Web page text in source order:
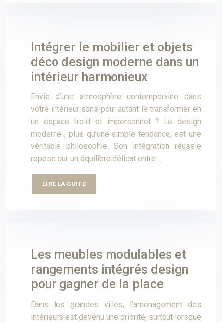
Intégrer le mobilier et objets
déco design moderne dans un
intérieur harmonieux
Envie d’une atmosphère contemporaine dans
votre intérieur sans pour autant le transformer en
un espace froid et impersonnel ? Le design
moderne , plus qu’une simple tendance, est une
véritable philosophie. Son intégration réussie
repose sur un équilibre délicat entre…
LIRE LA SUITE
Les meubles modulables et
rangements intégrés design
pour gagner de la place
Dans les grandes villes, l’aménagement des
intérieurs est devenu une priorité, surtout lorsque